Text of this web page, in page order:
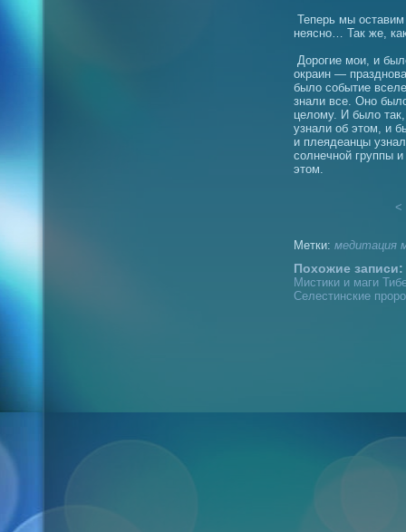
Теперь мы
неясно… Так же,
Дорогие мои, и
окраин —
было событие
знали все. Оно
целому. И было
узнали об этом, и
и плеядеанцы
солнечной группы
этом.
<
Метки: медитация
Похожие записи:
Мистики и маги
Селестинские